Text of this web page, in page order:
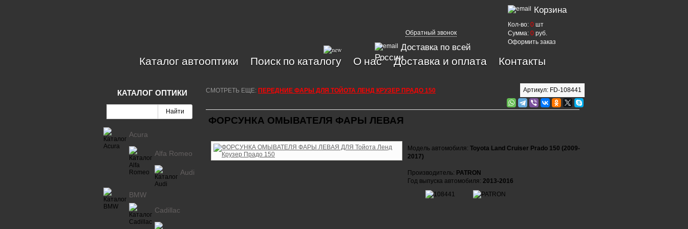
Обратный звонок
Доставка по всей
России
Корзина
Кол-во: 0 шт
Сумма: 0 руб.
Оформить заказ
Каталог автооптики Поиск по каталогу О нас Доставка и оплата Контакты
СМОТРЕТЬ ЕЩЕ: ПЕРЕДНИЕ ФАРЫ ДЛЯ ТОЙОТА ЛЕНД КРУЗЕР ПРАДО 150 Артикул: FD-108441
ФОРСУНКА ОМЫВАТЕЛЯ ФАРЫ ЛЕВАЯ
Модель автомобиля: Toyota Land Cruiser Prado 150 (2009-
2017)
Производитель: PATRON
Год выпуска автомобиля: 2013-2016
КАТАЛОГ ОПТИКИ
Acura
Alfa Romeo
Audi
BMW
Cadillac